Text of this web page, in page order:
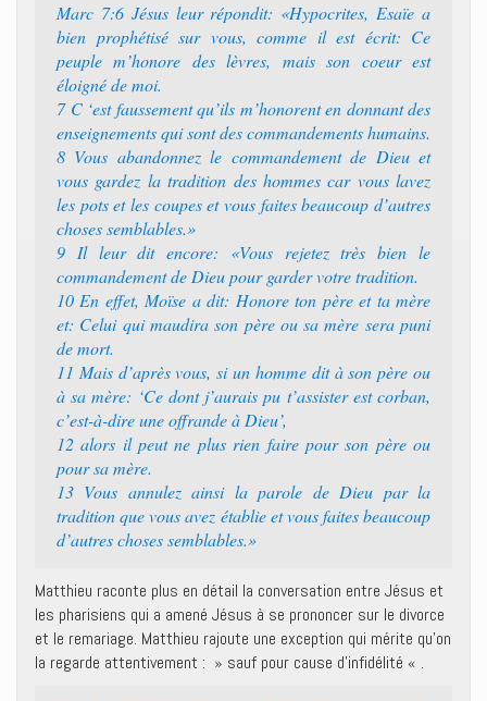
Marc 7:6 Jésus leur répondit: «Hypocrites, Esaïe a
bien prophétisé sur vous, comme il est écrit: Ce
peuple m’honore des lèvres, mais son coeur est
éloigné de moi.
7 C ‘est faussement qu’ils m’honorent en donnant des
enseignements qui sont des commandements humains.
8 Vous abandonnez le commandement de Dieu et
vous gardez la tradition des hommes car vous lavez
les pots et les coupes et vous faites beaucoup d’autres
choses semblables.»
9 Il leur dit encore: «Vous rejetez très bien le
commandement de Dieu pour garder votre tradition.
10 En effet, Moïse a dit: Honore ton père et ta mère
et: Celui qui maudira son père ou sa mère sera puni
de mort.
11 Mais d’après vous, si un homme dit à son père ou
à sa mère: ‘Ce dont j’aurais pu t’assister est corban,
c’est-à-dire une offrande à Dieu’,
12 alors il peut ne plus rien faire pour son père ou
pour sa mère.
13 Vous annulez ainsi la parole de Dieu par la
tradition que vous avez établie et vous faites beaucoup
d’autres choses semblables.»
Matthieu raconte plus en détail la conversation entre Jésus et
les pharisiens qui a amené Jésus à se prononcer sur le divorce
et le remariage. Matthieu rajoute une exception qui mérite qu’on
la regarde attentivement : » sauf pour cause d’infidélité « .